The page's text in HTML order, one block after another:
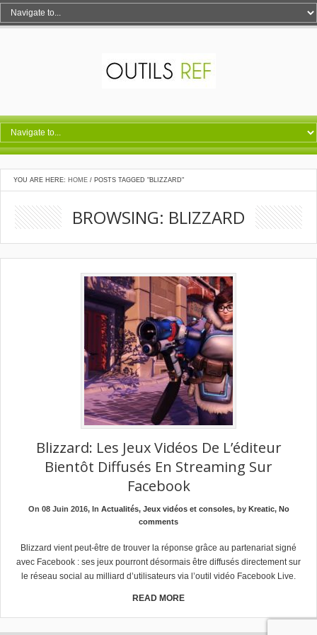
YOU ARE HERE: HOME / POSTS TAGGED "BLIZZARD"
BROWSING: BLIZZARD
Blizzard: Les Jeux Vidéos De L’éditeur
Bientôt Diffusés En Streaming Sur
Facebook
On 08 Juin 2016, In Actualités, Jeux vidéos et consoles, by Kreatic, No
comments
Blizzard vient peut-être de trouver la réponse grâce au partenariat signé
avec Facebook : ses jeux pourront désormais être diffusés directement sur
le réseau social au milliard d’utilisateurs via l’outil vidéo Facebook Live.
READ MORE